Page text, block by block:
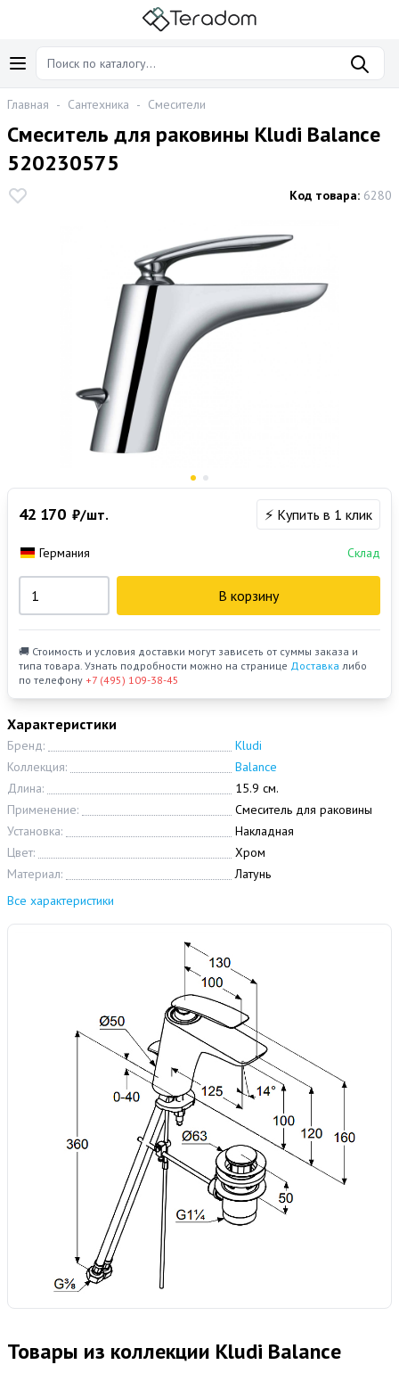
Главная - Сантехника - Смесители
Смеситель для раковины Kludi Balance
520230575
Код товара: 6280
Характеристики
Бренд:
Kludi
Коллекция:
Balance
Длина:
15.9 см.
Применение:
Смеситель для раковины
Установка:
Накладная
Цвет:
Хром
Материал:
Латунь
Все характеристики
42 170 ₽/шт. ⚡ Купить в 1 клик
Германия Склад
В корзину
🚚 Стоимость и условия доставки могут зависеть от суммы заказа и
типа товара. Узнать подробности можно на странице Доставка либо
по телефону +7 (495) 109-38-45
Товары из коллекции Kludi Balance